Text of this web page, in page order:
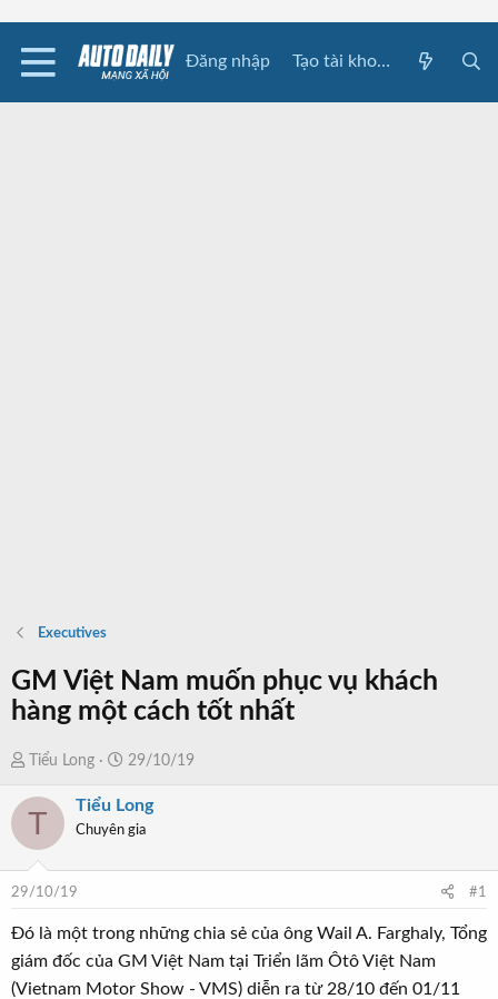
Đăng nhập Tạo tài khoản
Executives
GM Việt Nam muốn phục vụ khách
hàng một cách tốt nhất
r
d
t
a
r
Tiểu Long
N
à
y
đ
ầ
29/10/19
T Tiểu Long
Chuyên gia
29/10/19 #1
Đó là một trong những chia sẻ của ông Wail A. Farghaly, Tổng
giám đốc của GM Việt Nam tại Triển lãm Ôtô Việt Nam
(Vietnam Motor Show - VMS) diễn ra từ 28/10 đến 01/11